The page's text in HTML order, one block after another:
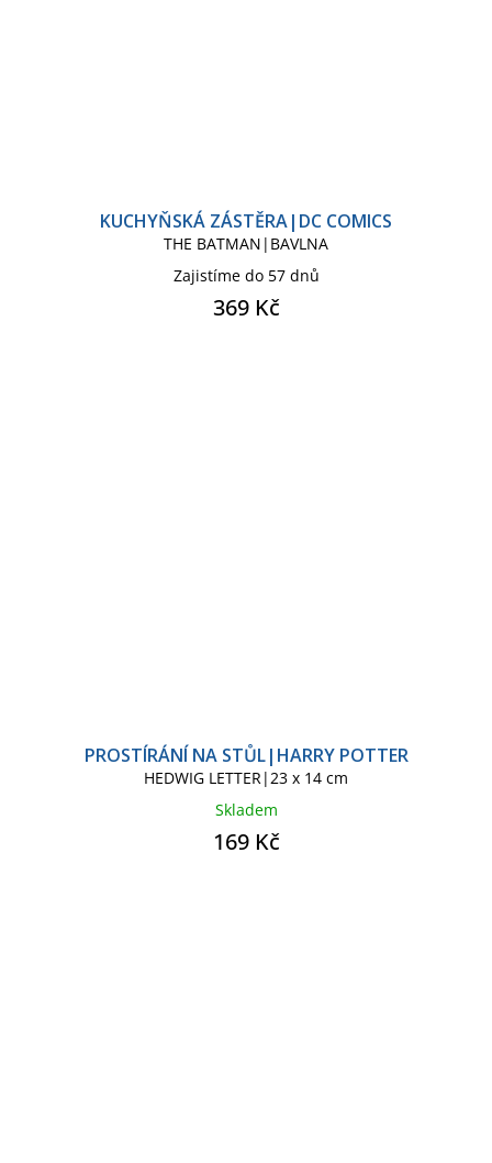
KUCHYŇSKÁ ZÁSTĚRA|DC COMICS
THE BATMAN|BAVLNA
Zajistíme do 57 dnů
369 Kč
PROSTÍRÁNÍ NA STŮL|HARRY POTTER
HEDWIG LETTER|23 x 14 cm
Skladem
169 Kč